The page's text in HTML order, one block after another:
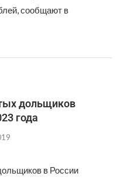
сообщают в
дольщиков
года
в России